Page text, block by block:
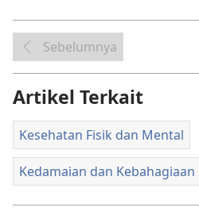
Sebelumnya
Artikel Terkait
Kesehatan Fisik dan Mental
Kedamaian dan Kebahagiaan